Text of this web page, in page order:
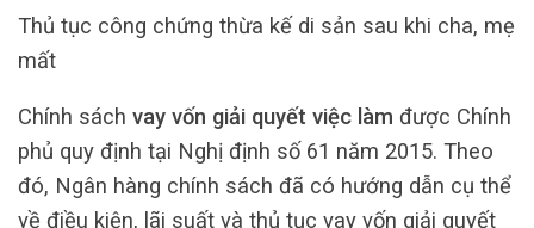
Thủ tục công chứng thừa kế di sản sau khi cha, mẹ
mất
Chính sách vay vốn giải quyết việc làm được Chính
phủ quy định tại Nghị định số 61 năm 2015. Theo
đó, Ngân hàng chính sách đã có hướng dẫn cụ thể
về điều kiện, lãi suất và thủ tục vay vốn giải quyết